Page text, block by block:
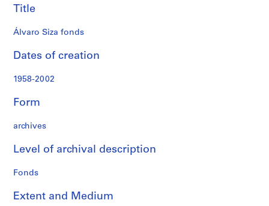
i
e
t
u
a
p
o
e
t
Title
Álvaro Siza fonds
Dates of creation
1958-2002
Form
archives
Level of archival description
Fonds
Extent and Medium